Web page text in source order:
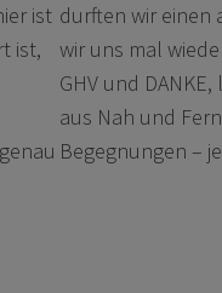
ist
ist,
durften wir einen
wir uns mal
GHV und
aus Nah und
Begegnungen –